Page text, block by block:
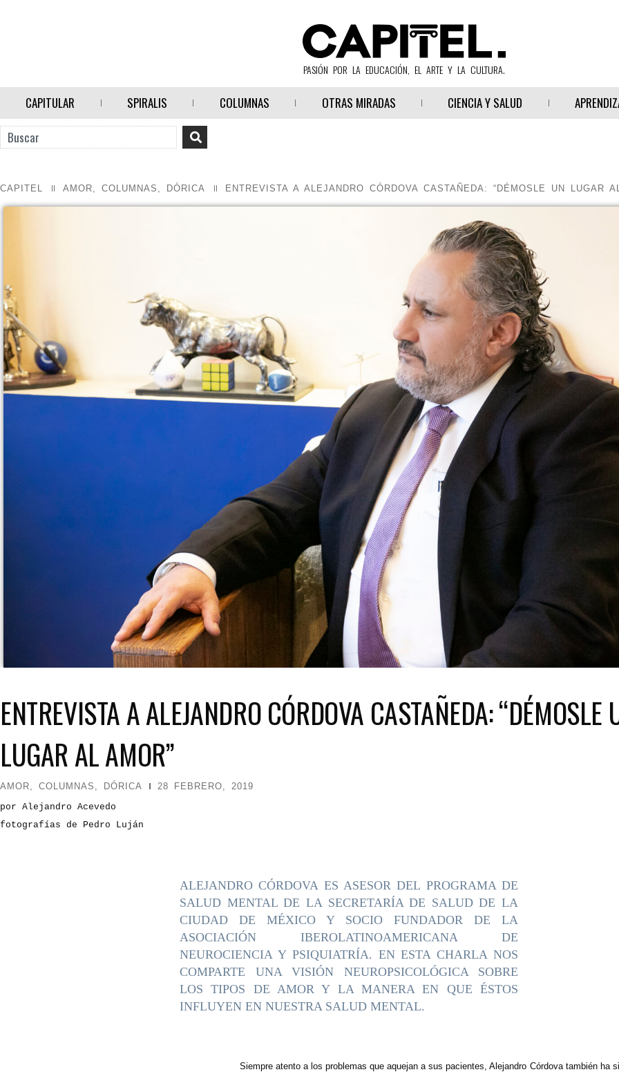
PASIÓN POR LA EDUCACIÓN, EL ARTE Y LA CULTURA.
CAPITULAR SPIRALIS COLUMNAS OTRAS MIRADAS CIENCIA Y SALUD
CAPITEL AMOR, COLUMNAS , DÓRICA ENTREVISTA A ALEJANDRO CÓRDOVA CASTAÑEDA: “DÉMOSLE UN LUGAR
ENTREVISTA A ALEJANDRO CÓRDOVA CASTAÑEDA: “DÉMOSLE
LUGAR AL AMOR”
AMOR COLUMNAS DÓRICA
28 FEBRERO, 2019
por Alejandro Acevedo
fotografías de Pedro Luján
ALEJANDRO CÓRDOVA ES ASESOR DEL PROGRAMA DE
SALUD MENTAL DE LA SECRETARÍA DE SALUD DE LA
CIUDAD DE MÉXICO Y SOCIO FUNDADOR DE LA
ASOCIACIÓN IBEROLATINOAMERICANA DE
NEUROCIENCIA Y PSIQUIATRÍA. EN ESTA CHARLA NOS
COMPARTE UNA VISIÓN NEUROPSICOLÓGICA SOBRE
LOS TIPOS DE AMOR Y LA MANERA EN QUE ÉSTOS
INFLUYEN EN NUESTRA SALUD MENTAL.
Siempre atento a los problemas que aquejan a sus pacientes, Alejandro Córdova también ha